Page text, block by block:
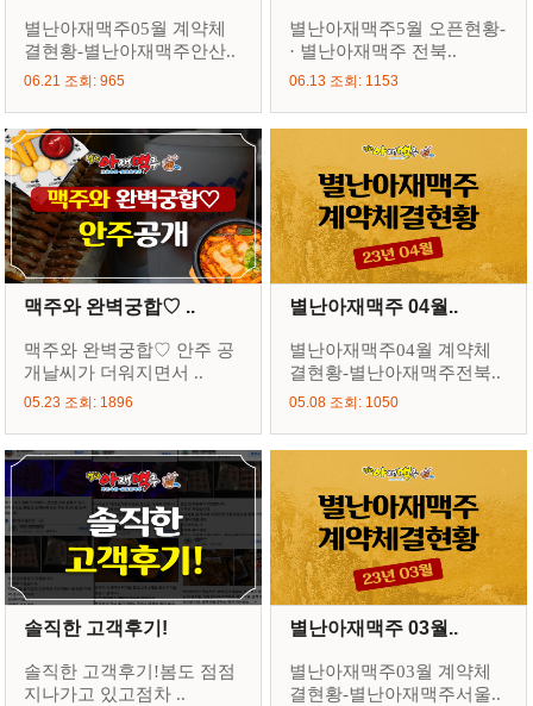
별난아재맥주05월 계약체
결현황-별난아재맥주안산..
06.21 조회: 965
별난아재맥주5월 오픈현황-
· 별난아재맥주 전북..
06.13 조회: 1153
맥주와 완벽궁합♡ ..
맥주와 완벽궁합♡ 안주 공
개날씨가 더워지면서 ..
05.23 조회: 1896
별난아재맥주 04월..
별난아재맥주04월 계약체
결현황-별난아재맥주전북..
05.08 조회: 1050
솔직한 고객후기!
솔직한 고객후기!봄도 점점
지나가고 있고점차 ..
별난아재맥주 03월..
별난아재맥주03월 계약체
결현황-별난아재맥주서울..